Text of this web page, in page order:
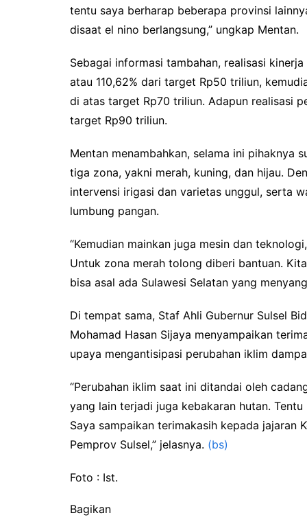
tentu saya berharap beberapa provinsi
disaat el nino berlangsung,” ungkap Mentan.
Sebagai informasi tambahan, realisasi
atau 110,62% dari target Rp50 triliun,
di atas target Rp70 triliun. Adapun realisasi
target Rp90 triliun.
Mentan menambahkan, selama ini pihaknya
tiga zona, yakni merah, kuning, dan hijau.
intervensi irigasi dan varietas unggul, serta
lumbung pangan.
“Kemudian mainkan juga mesin dan
Untuk zona merah tolong diberi bantuan.
bisa asal ada Sulawesi Selatan yang
Di tempat sama, Staf Ahli Gubernur Sulsel
Mohamad Hasan Sijaya menyampaikan
upaya mengantisipasi perubahan iklim
“Perubahan iklim saat ini ditandai oleh
yang lain terjadi juga kebakaran hutan.
Saya sampaikan terimakasih kepada jajaran
Pemprov Sulsel,” jelasnya. (bs)
Foto : Ist.
Bagikan